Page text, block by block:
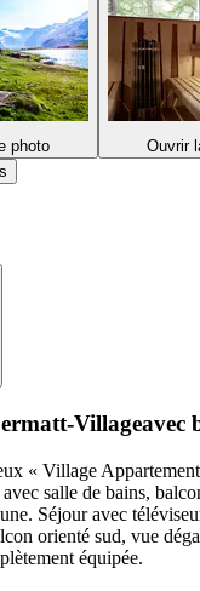
photo
Ouvrir
Villageavec
« Village
salle de bains,
Séjour avec
orienté sud, vue
équipée.